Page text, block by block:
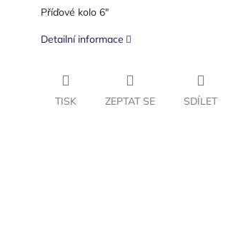
Příďové kolo 6"
Detailní informace
TISK ZEPTAT SE SDÍLET